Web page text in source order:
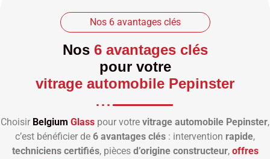
Nos 6 avantages clés
Nos 6 avantages clés
pour votre
vitrage automobile Pepinster
Choisir Belgium Glass pour votre vitrage automobile Pepinster,
c’est bénéficier de 6 avantages clés : intervention rapide,
techniciens certifiés, pièces d’origine constructeur, offres